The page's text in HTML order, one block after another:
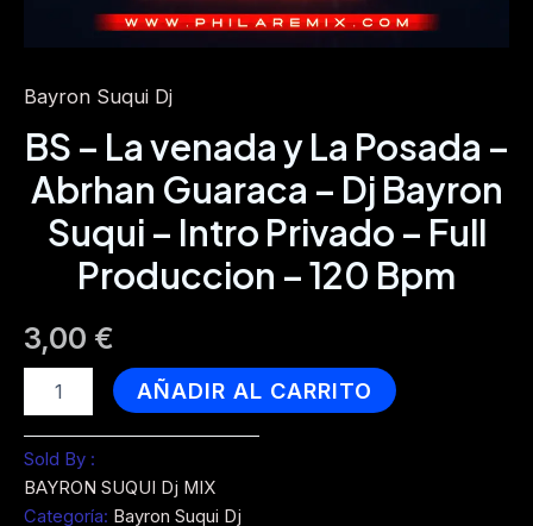
Bayron Suqui Dj
BS – La venada y La Posada –
Abrhan Guaraca – Dj Bayron
Suqui – Intro Privado – Full
Produccion – 120 Bpm
3,00 €
venada
La
Posada
AÑADIR AL CARRITO
Sold By :
BAYRON SUQUI Dj MIX
Categoría: Bayron Suqui Dj